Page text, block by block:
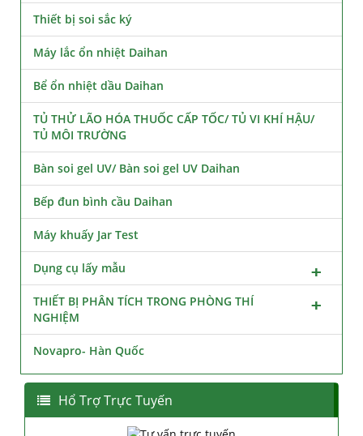
Thiết bị soi sắc ký
Máy lắc ổn nhiệt Daihan
Bể ổn nhiệt dầu Daihan
TỦ THỬ LÃO HÓA THUỐC CẤP TỐC/ TỦ VI KHÍ HẬU/
TỦ MÔI TRƯỜNG
Bàn soi gel UV/ Bàn soi gel UV Daihan
Bếp đun bình cầu Daihan
Máy khuấy Jar Test
Dụng cụ lấy mẫu
THIẾT BỊ PHÂN TÍCH TRONG PHÒNG THÍ
NGHIỆM
Novapro- Hàn Quốc
Hổ Trợ Trực Tuyến